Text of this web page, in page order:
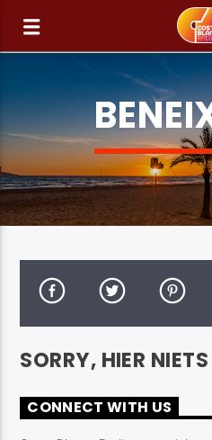
TITEL
SORRY, HIER NIETS
CONNECT WITH US